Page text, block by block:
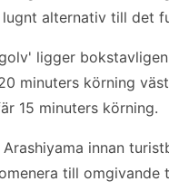
alternativ till det
ligger
minuters körning
15 minuters körning.
innan
till omgivande